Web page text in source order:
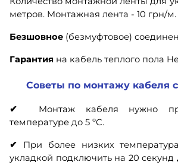
метров. Монтажная лента - 10 грн/м.
Безшовное (безмуфтовое)
Гарантия на кабель теплого пола
Советы по монтажу кабеля
✔ Монтаж кабеля нужно
температуре до 5 ºС.
✔ При более низких
укладкой подключить на 20 секунд